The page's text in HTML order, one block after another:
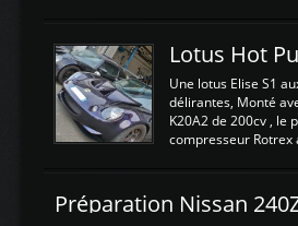
est temps de
légere découpe du plastique
negénant en rien la structure
fonctionnement du fond plat.
reprogrammation Stage 2 est faite
calculateur d'origine. Une
économique au passage sur
d'origine 310cv et 400Nn ,
reprogrammé et
Lotus Hot
Une lotus Elise S1
délirantes, Monté
K20A2 de 200cv , le
compresseur Rotrex
d'augmenter la
un watercooler a